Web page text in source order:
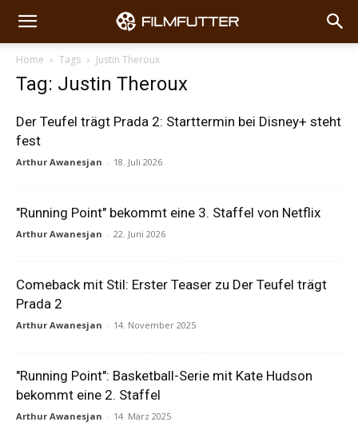
Home Tags Justin Theroux
Tag: Justin Theroux
Der Teufel trägt Prada 2: Starttermin bei Disney+ steht
fest
Arthur Awanesjan - 18. Juli 2026
"Running Point" bekommt eine 3. Staffel von Netflix
Arthur Awanesjan - 22. Juni 2026
Comeback mit Stil: Erster Teaser zu Der Teufel trägt
Prada 2
Arthur Awanesjan - 14. November 2025
"Running Point": Basketball-Serie mit Kate Hudson
bekommt eine 2. Staffel
Arthur Awanesjan - 14. März 2025